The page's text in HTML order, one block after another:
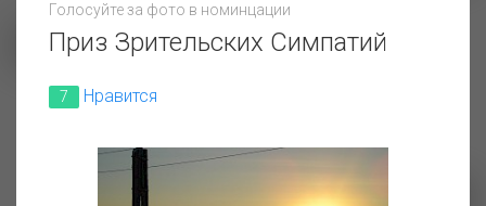
Расцветает
Голосуйте за фото в номинцации
Приз Зрительских Симпатий
7 Нравится